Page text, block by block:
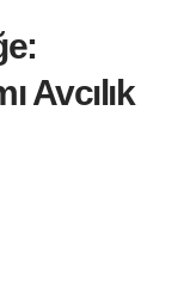
Avcılık